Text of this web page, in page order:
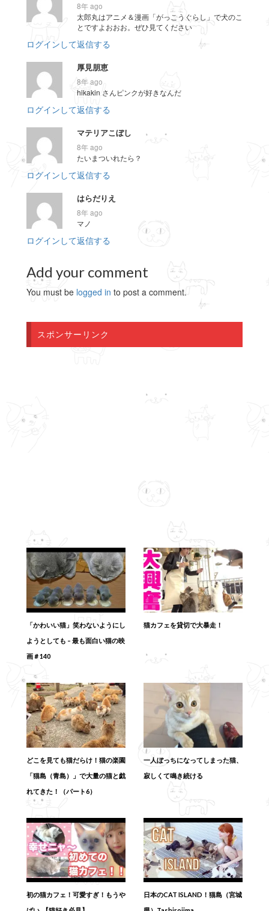
8年 ago
太郎丸はアニメ＆漫画「がっこうぐらし」で犬のこ
とですよおおお。ぜひ見てください
ログインして返信する
厚見朋恵
8年 ago
hikakin さんピンクが好きなんだ
ログインして返信する
マテリアこぼし
8年 ago
たいまついれたら？
ログインして返信する
はらだりえ
8年 ago
マノ
ログインして返信する
Add your comment
You must be logged in to post a comment.
スポンサーリンク
「かわいい猫」笑わないようにし
ようとしても – 最も面白い猫の映
画＃140
猫カフェを貸切で大暴走！
どこを見ても猫だらけ！猫の楽園
「猫島（青島）」で大量の猫と戯
れてきた！（パート6）
一人ぼっちになってしまった猫、
寂しくて鳴き続ける
初の猫カフェ！可愛すぎ！もうや
日本のCAT ISLAND！猫島（宮城